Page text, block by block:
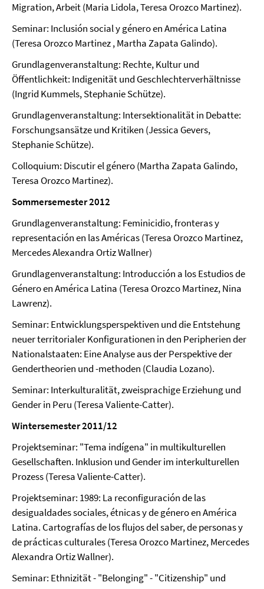
Migration, Arbeit (Maria Lidola, Teresa Orozco Martinez).
Seminar: Inclusión social y género en América Latina
(Teresa Orozco Martinez , Martha Zapata Galindo).
Grundlagenveranstaltung: Rechte, Kultur und
Öffentlichkeit: Indigenität und Geschlechterverhältnisse
(Ingrid Kummels, Stephanie Schütze).
Grundlagenveranstaltung: Intersektionalität in Debatte:
Forschungsansätze und Kritiken (Jessica Gevers,
Stephanie Schütze).
Colloquium: Discutir el género (Martha Zapata Galindo,
Teresa Orozco Martinez).
Sommersemester 2012
Grundlagenveranstaltung: Feminicidio, fronteras y
representación en las Américas (Teresa Orozco Martinez,
Mercedes Alexandra Ortiz Wallner)
Grundlagenveranstaltung: Introducción a los Estudios de
Género en América Latina (Teresa Orozco Martinez, Nina
Lawrenz).
Seminar: Entwicklungsperspektiven und die Entstehung
neuer territorialer Konfigurationen in den Peripherien der
Nationalstaaten: Eine Analyse aus der Perspektive der
Gendertheorien und -methoden (Claudia Lozano).
Seminar: Interkulturalität, zweisprachige Erziehung und
Gender in Peru (Teresa Valiente-Catter).
Wintersemester 2011/12
Projektseminar: "Tema indígena" in multikulturellen
Gesellschaften. Inklusion und Gender im interkulturellen
Prozess (Teresa Valiente-Catter).
Projektseminar: 1989: La reconfiguración de las
desigualdades sociales, étnicas y de género en América
Latina. Cartografías de los flujos del saber, de personas y
de prácticas culturales (Teresa Orozco Martinez, Mercedes
Alexandra Ortiz Wallner).
Seminar: Ethnizität - "Belonging" - "Citizenship" und